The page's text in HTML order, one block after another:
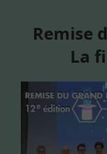
Remise
La